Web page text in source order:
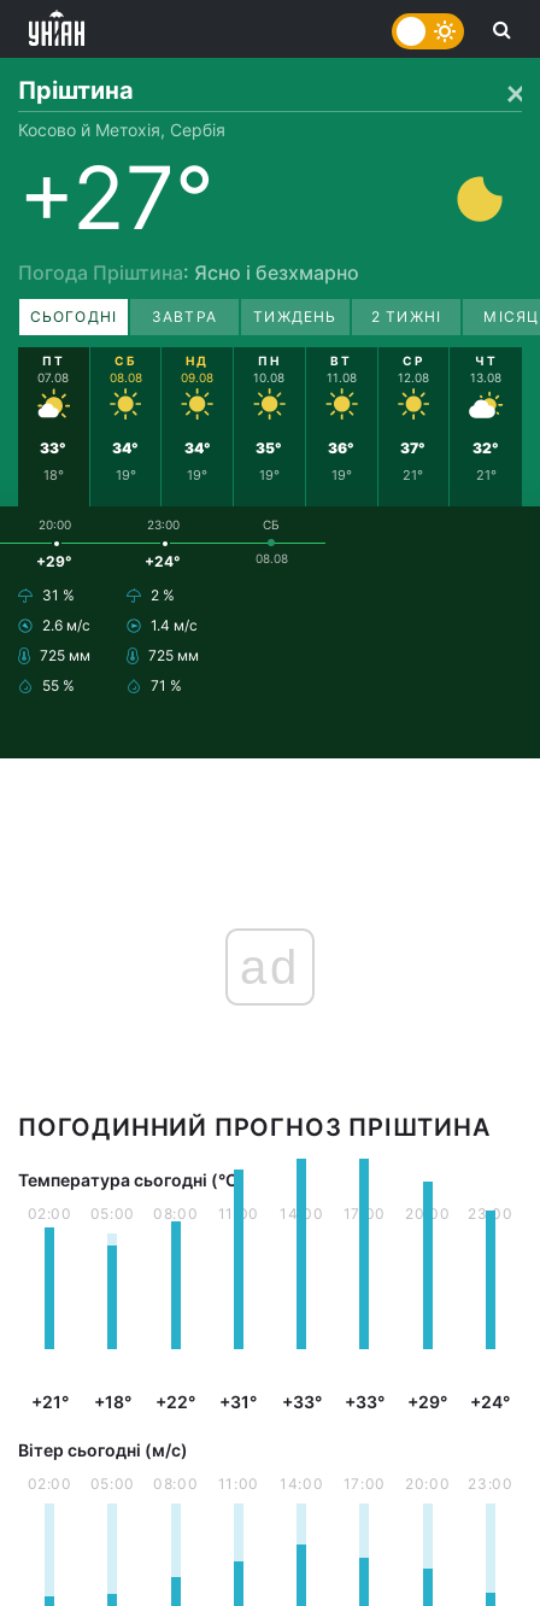
Пріштина
Косово й Метохія, Сербія
+27°
Погода Пріштина: Ясно і безхмарно
СЬОГОДНІ ЗАВТРА ТИЖДЕНЬ 2 ТИЖНІ
ПТ
07.08
33°
18°
СБ
08.08
34°
19°
НД
09.08
34°
19°
ПН
10.08
35°
19°
ВТ
11.08
36°
19°
СР
12.08
37°
21°
ЧТ
13.08
32°
21°
20:00
+29°
31 %
2.6 м/с
725 мм
55 %
23:00
+24°
2 %
1.4 м/с
725 мм
71 %
СБ
08.08
ad
ПОГОДИННИЙ ПРОГНОЗ ПРІШТИНА
Температура сьогодні (°С)
02:00
+21°
05:00
+18°
08:00
+22°
11:00
+31°
14:00
+33°
17:00
+33°
20:00
+29°
23:00
+24°
Вітер сьогодні (м/с)
02:00 05:00 08:00 11:00 14:00 17:00 20:00 23:00